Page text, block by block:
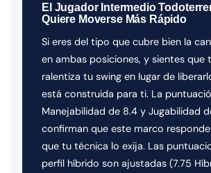
El Jugador Intermedio
Quiere Moverse Más Rápido
Si eres del tipo que cubre bien la
en ambas posiciones, y sientes que
ralentiza tu swing en lugar de
está construida para ti. La
Manejabilidad de 8.4 y Jugabilidad
confirman que este marco
que tu técnica lo exija. Las
perfil híbrido son ajustadas (7.75